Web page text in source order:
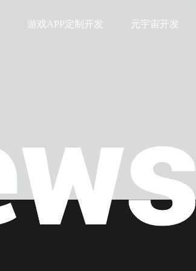
游戏APP定制开发 元宇宙开发